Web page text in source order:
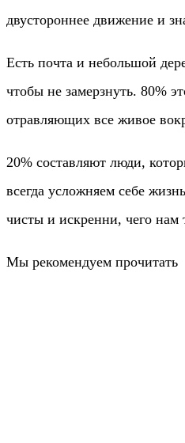
двустороннее движение и
Есть почта и небольшой
чтобы не замерзнуть. 80%
отравляющих все живое
20% составляют люди,
всегда усложняем себе
чисты и искренни, чего нам
Мы рекомендуем прочитать